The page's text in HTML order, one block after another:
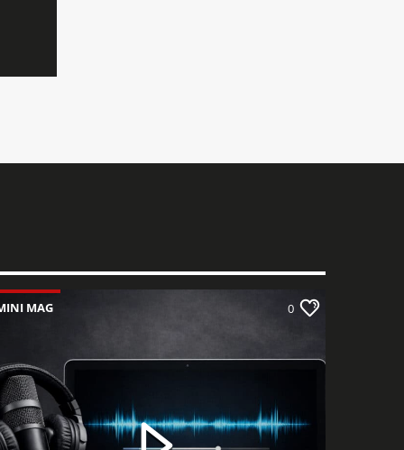
fluide, sans interruption, et laissez-
MAG 0